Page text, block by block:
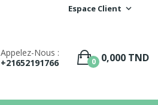
Espace Client expand_more
0 0,000 TND
Appelez-Nous :
+21652191766